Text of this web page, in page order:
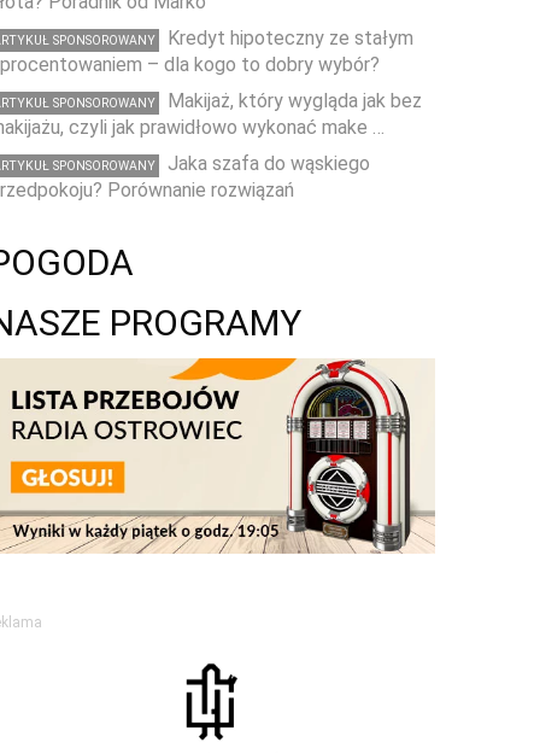
SPONSOROWANY
Kredyt hipoteczny ze stałym
– dla kogo to dobry wybór?
SPONSOROWANY
Makijaż, który wygląda jak bez
czyli jak prawidłowo wykonać make …
SPONSOROWANY
Jaka szafa do wąskiego
Porównanie rozwiązań
PROGRAMY